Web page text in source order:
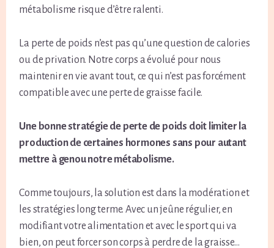
métabolisme risque d’être ralenti.
La perte de poids n’est pas qu’une question de calories
ou de privation. Notre corps a évolué pour nous
maintenir en vie avant tout, ce qui n’est pas forcément
compatible avec une perte de graisse facile.
Une bonne stratégie de perte de poids doit limiter la
production de certaines hormones sans pour autant
mettre à genou notre métabolisme.
Comme toujours, la solution est dans la modération et
les stratégies long terme. Avec un jeûne régulier, en
modifiant votre alimentation et avec le sport qui va
bien, on peut forcer son corps à perdre de la graisse…